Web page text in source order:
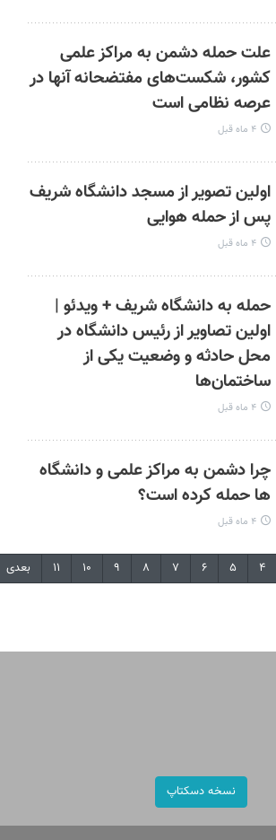
علت حمله دشمن به مراکز علمی
کشور، شکست‌های مفتضحانه آنها در
عرصه نظامی است
۴ ماه قبل
اولین تصویر از مسجد دانشگاه شریف
پس از حمله هوایی
۴ ماه قبل
حمله به دانشگاه شریف + ویدئو |
اولین تصاویر از رئیس دانشگاه در
محل حادثه و وضعیت یکی از
ساختمان‌ها
۴ ماه قبل
چرا دشمن به مراکز علمی و دانشگاه
ها حمله کرده است؟
۴ ماه قبل
۴ ۵ ۶ ۷ ۸ ۹ ۱۰ ۱۱ بعدی
نسخه دسکتاپ